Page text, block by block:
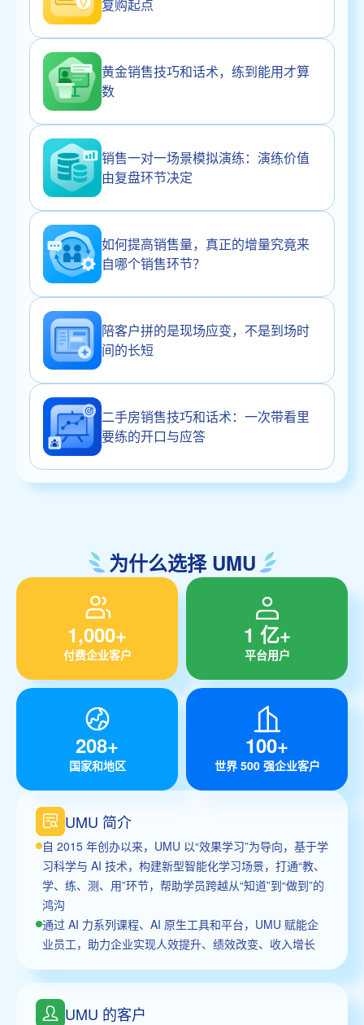
复购起点
黄金销售技巧和话术，练到能用才算
数
销售一对一场景模拟演练：演练价值
由复盘环节决定
如何提高销售量，真正的增量究竟来
自哪个销售环节？
陪客户拼的是现场应变，不是到场时
间的长短
二手房销售技巧和话术：一次带看里
要练的开口与应答
为什么选择 UMU
1,000+
付费企业客户
1 亿+
平台用户
208+
国家和地区
100+
世界 500 强企业客户
UMU 简介
自 2015 年创办以来，UMU 以“效果学习”为导向，基于学
习科学与 AI 技术，构建新型智能化学习场景，打通“教、
学、练、测、用”环节，帮助学员跨越从“知道”到“做到”的
鸿沟
通过 AI 力系列课程、AI 原生工具和平台，UMU 赋能企
业员工，助力企业实现人效提升、绩效改变、收入增长
UMU 的客户